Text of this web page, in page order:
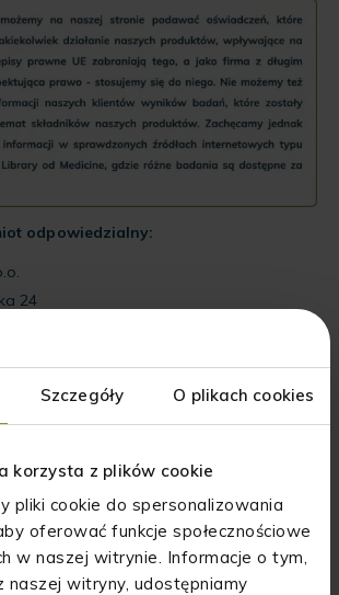
Szczegóły O plikach cookies
korzysta z plików cookie
pliki cookie do spersonalizowania
oferować funkcje społecznościowe
w naszej witrynie. Informacje o tym,
naszej witryny, udostępniamy
odpowiedzialny:
24
Atestowany
od 200 zł
zadawane pytania!